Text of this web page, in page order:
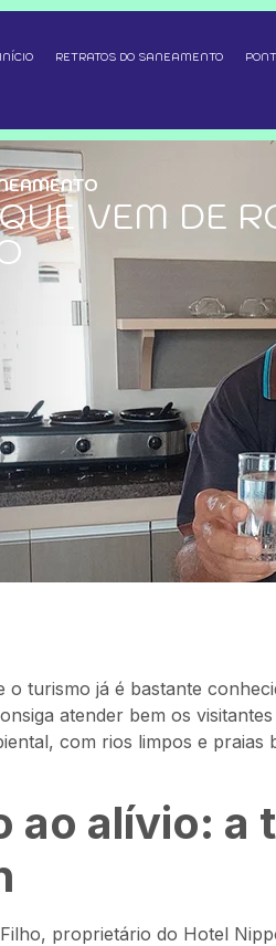
INÍCIO RETRATOS DO SANEAMENTO
VEM DE
turismo já é bastante
atender bem os
com rios limpos e
ao alívio: a
proprietário do Hotel